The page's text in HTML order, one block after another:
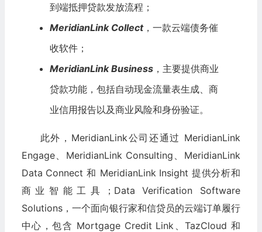
到端抵押贷款发放流程；
MeridianLink Collect，一款云端债务催
收软件；
MeridianLink Business，主要提供商业
贷款功能，包括自动现金流量表生成、商
业信用报告以及商业风险和身份验证。
此外，MeridianLink公司还通过 MeridianLink
Engage、MeridianLink Consulting、MeridianLink
Data Connect 和 MeridianLink Insight 提供分析和
商业智能工具；Data Verification Software
Solutions，一个面向银行家和信贷员的云端订单履行
中心，包含 Mortgage Credit Link、TazCloud 和